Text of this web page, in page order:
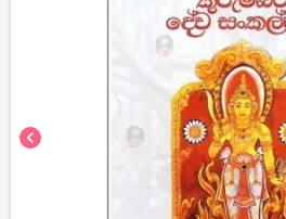
chevron_left